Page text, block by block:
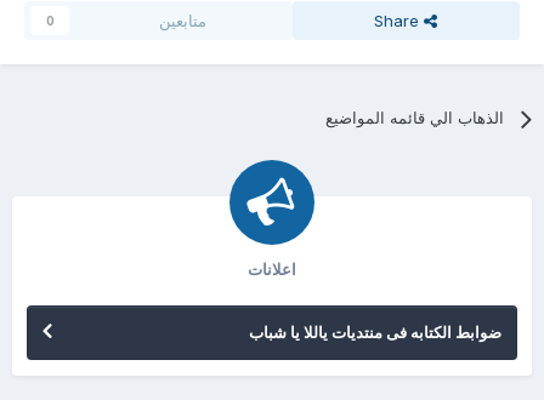
Share متابعين 0
الذهاب الي قائمه المواضيع
اعلانات
ضوابط الكتابه فى منتديات ياللا يا شباب